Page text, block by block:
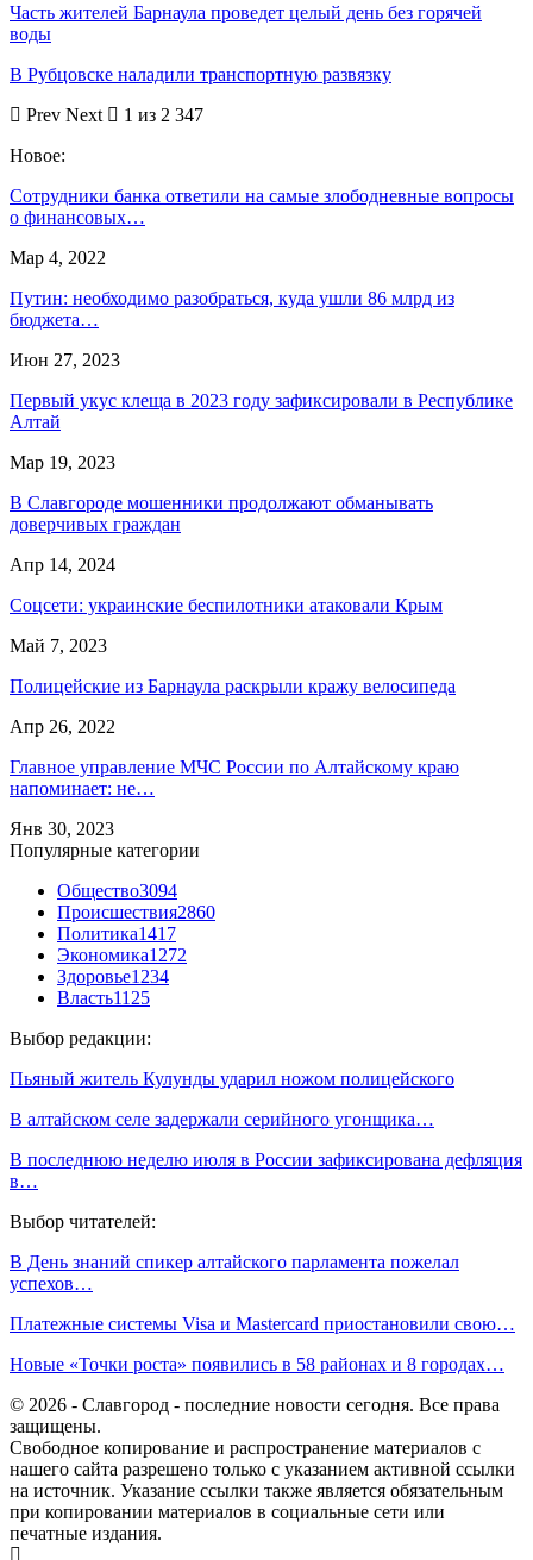
Часть жителей Барнаула проведет целый день без горячей
воды
В Рубцовске наладили транспортную развязку
Prev Next
1 из 2 347
Новое:
Сотрудники банка ответили на самые злободневные вопросы
о финансовых…
Мар 4, 2022
Путин: необходимо разобраться, куда ушли 86 млрд из
бюджета…
Июн 27, 2023
Первый укус клеща в 2023 году зафиксировали в Республике
Алтай
Мар 19, 2023
В Славгороде мошенники продолжают обманывать
доверчивых граждан
Апр 14, 2024
Соцсети: украинские беспилотники атаковали Крым
Май 7, 2023
Полицейские из Барнаула раскрыли кражу велосипеда
Апр 26, 2022
Главное управление МЧС России по Алтайскому краю
напоминает: не…
Янв 30, 2023
Популярные категории
Общество3094
Происшествия2860
Политика1417
Экономика1272
Здоровье1234
Власть1125
Выбор редакции:
Пьяный житель Кулунды ударил ножом полицейского
В алтайском селе задержали серийного угонщика…
В последнюю неделю июля в России зафиксирована дефляция
в…
Выбор читателей:
В День знаний спикер алтайского парламента пожелал
успехов…
Платежные системы Visa и Mastercard приостановили свою…
Новые «Точки роста» появились в 58 районах и 8 городах…
© 2026 - Славгород - последние новости сегодня. Все права
защищены.
Свободное копирование и распространение материалов с
нашего сайта разрешено только с указанием активной ссылки
на источник. Указание ссылки также является обязательным
при копировании материалов в социальные сети или
печатные издания.